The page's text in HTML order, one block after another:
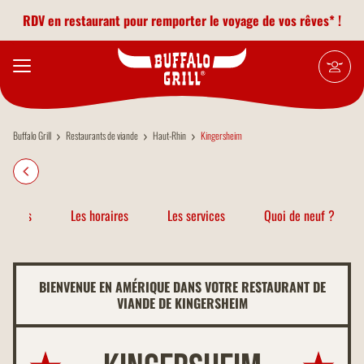
RDV en restaurant pour remporter le voyage de vos rêves* !
Buffalo Grill Restaurants de viande Haut-Rhin Kingersheim
Les horaires Les services Quoi de neuf ?
BIENVENUE EN AMÉRIQUE DANS VOTRE RESTAURANT DE
VIANDE DE KINGERSHEIM